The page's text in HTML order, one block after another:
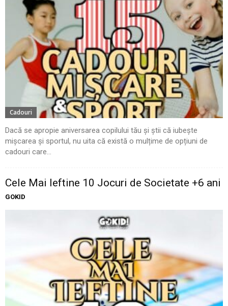
Cadouri
Dacă se apropie aniversarea copilului tău și știi că iubește
mișcarea și sportul, nu uita că există o mulțime de opțiuni de
cadouri care...
Cele Mai Ieftine 10 Jocuri de Societate +6 ani
GOKID